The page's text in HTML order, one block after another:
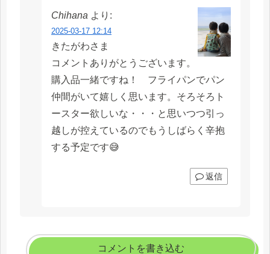
Chihana より:
2025-03-17 12:14
きたがわさま
コメントありがとうございます。
購入品一緒ですね！ フライパンでパン
仲間がいて嬉しく思います。そろそろト
ースター欲しいな・・・と思いつつ引っ
越しが控えているのでもうしばらく辛抱
する予定です😅
返信
コメントを書き込む